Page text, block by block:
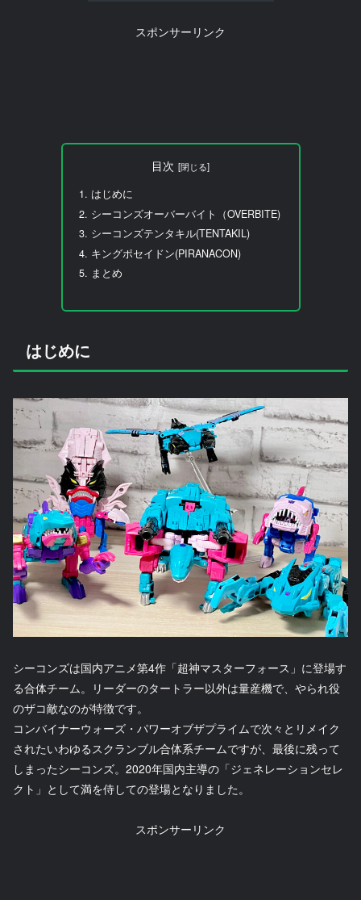
スポンサーリンク
目次
はじめに
シーコンズオーバーバイト（OVERBITE)
シーコンズテンタキル(TENTAKIL)
キングポセイドン(PIRANACON)
まとめ
はじめに
シーコンズは国内アニメ第4作「超神マスターフォース」に登場す
る合体チーム。リーダーのタートラー以外は量産機で、やられ役
のザコ敵なのが特徴です。
コンバイナーウォーズ・パワーオブザプライムで次々とリメイク
されたいわゆるスクランブル合体系チームですが、最後に残って
しまったシーコンズ。2020年国内主導の「ジェネレーションセレ
クト」として満を侍しての登場となりました。
スポンサーリンク